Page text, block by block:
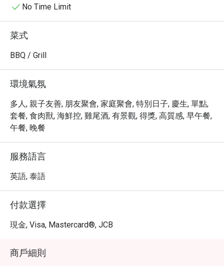
是在私人海灘旁悠閒地享受美好時光。無論是品味一場視
這裡都將是您難忘的旅程。
・ 透過 Eatigo 預訂 Baba Hot Box，您可以享有最高 5 折
的獨家優惠，以超值的價格體驗這場極致的味蕾盛宴。立
彩！
No Time Limit
菜式
BBQ / Grill
環境氣氛
多人, 親子友善, 朋友聚會, 家庭聚會, 特別日子, 慶生, 單點,
套餐, 食肉獸, 海鮮控, 雞尾酒, 有景觀, 得獎, 高質感, 早午餐,
午餐, 晚餐
服務語言
英語, 泰語
付款選擇
現金, Visa, Mastercard®, JCB
商戶細則